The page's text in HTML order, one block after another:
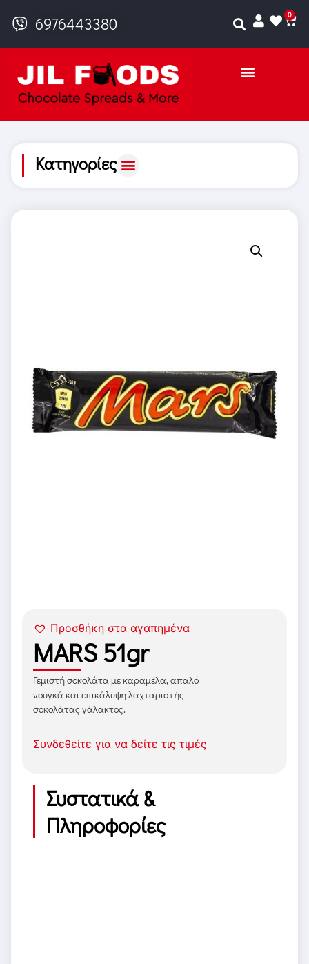
6976443380 0
Κατηγορίες
Προσθήκη στα αγαπημένα
MARS 51gr
Γεμιστή σοκολάτα με καραμέλα, απαλό
νουγκά και επικάλυψη λαχταριστής
σοκολάτας γάλακτος.
Συνδεθείτε για να δείτε τις τιμές
Συστατικά &
Πληροφορίες